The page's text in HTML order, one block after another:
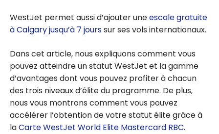
WestJet permet aussi d’ajouter uneescale gratuite
à Calgary jusqu’à 7 jourssur ses vols internationaux.
Dans cet article, nous expliquons comment vous
pouvez atteindre un statut WestJet et la gamme
d’avantages dont vous pouvez profiter à chacun
des trois niveaux d’élite du programme. De plus,
nous vous montrons comment vous pouvez
accélérer l’obtention de votre statut élite grâce à
laCarte WestJet World Elite Mastercard RBC.